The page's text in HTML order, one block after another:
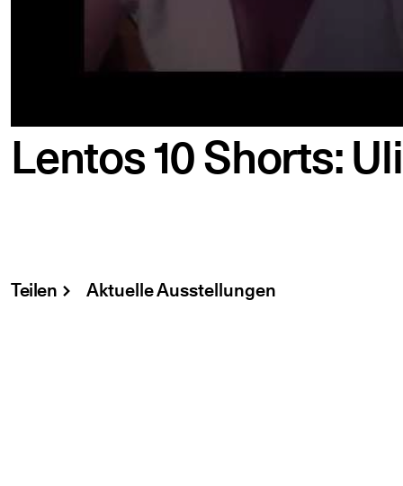
Lentos 10 Shorts:
Teilen Aktuelle Ausstellungen